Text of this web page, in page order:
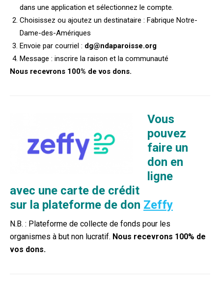
dans une application et sélectionnez le compte.
Choisissez ou ajoutez un destinataire : Fabrique Notre-
Dame-des-Amériques
Envoie par courriel : dg@ndaparoisse.org
Message : inscrire la raison et la communauté
Nous recevrons 100% de vos dons.
Vous
pouvez
faire un
don en
ligne
avec une carte de crédit
sur la plateforme de don Zeffy
N.B. : Plateforme de collecte de fonds pour les
organismes à but non lucratif. Nous recevrons 100% de
vos dons.